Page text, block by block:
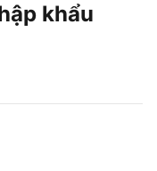
khẩu